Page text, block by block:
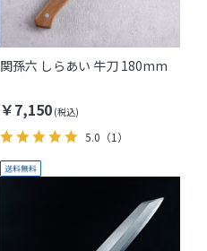
関孫六 しらあい 牛刀 180mm
￥7,150
5.0 （1）